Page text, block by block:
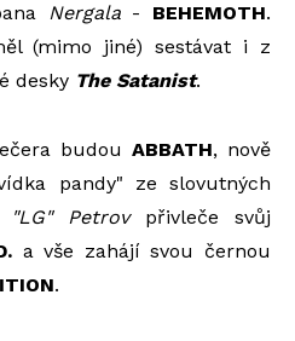
Nergala- BEHEMOTH.
(mimo jiné) sestávat i z
desky The Satanist.
budou ABBATH, nově
pandy" ze slovutných
"LG" Petrovpřivleče svůj
a vše zahájí svou černou
.